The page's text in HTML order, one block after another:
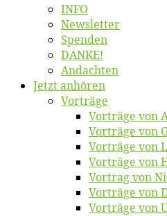
INFO
News­let­ter
Spen­den
DANKE!
An­dach­ten
Jetzt an­hö­ren
Vor­trä­ge
Vor­trä­ge von
Vor­trä­ge von
Vor­trä­ge von
Vor­trä­ge von
Vor­trag von
Vor­trä­ge von
Vor­trä­ge von